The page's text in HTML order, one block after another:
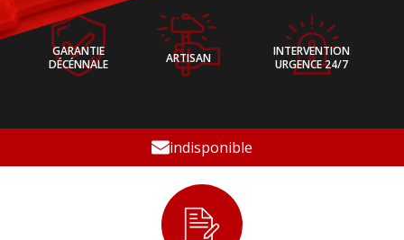
GARANTIE
DÉCÉNNALE
ARTISAN
INTERVENTION
URGENCE 24/7
indisponible